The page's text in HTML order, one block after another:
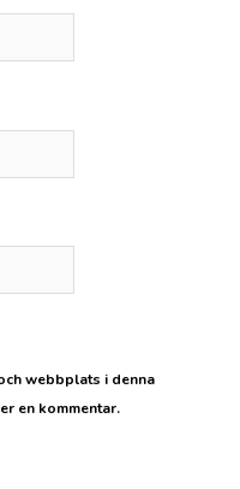
webbplats i denna
en kommentar.